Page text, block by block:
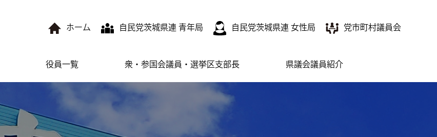
役員一覧 衆・参国会議員・選挙区支部長 県議会議員紹介
ホーム 自民党茨城県連 青年局 自民党茨城県連 女性局 党市町村議員会